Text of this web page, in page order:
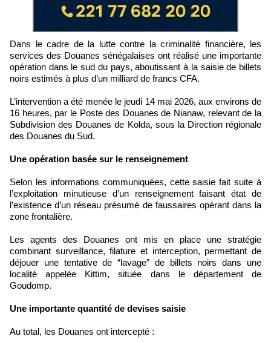
Dans le cadre de la lutte contre la criminalité financière, les
services des Douanes sénégalaises ont réalisé une importante
opération dans le sud du pays, aboutissant à la saisie de billets
noirs estimés à plus d’un milliard de francs CFA.
L’intervention a été menée le jeudi 14 mai 2026, aux environs de
16 heures, par le Poste des Douanes de Nianaw, relevant de la
Subdivision des Douanes de Kolda, sous la Direction régionale
des Douanes du Sud.
Une opération basée sur le renseignement
Selon les informations communiquées, cette saisie fait suite à
l’exploitation minutieuse d’un renseignement faisant état de
l’existence d’un réseau présumé de faussaires opérant dans la
zone frontalière.
Les agents des Douanes ont mis en place une stratégie
combinant surveillance, filature et interception, permettant de
déjouer une tentative de “lavage” de billets noirs dans une
localité appelée Kittim, située dans le département de
Goudomp.
Une importante quantité de devises saisie
Au total, les Douanes ont intercepté :